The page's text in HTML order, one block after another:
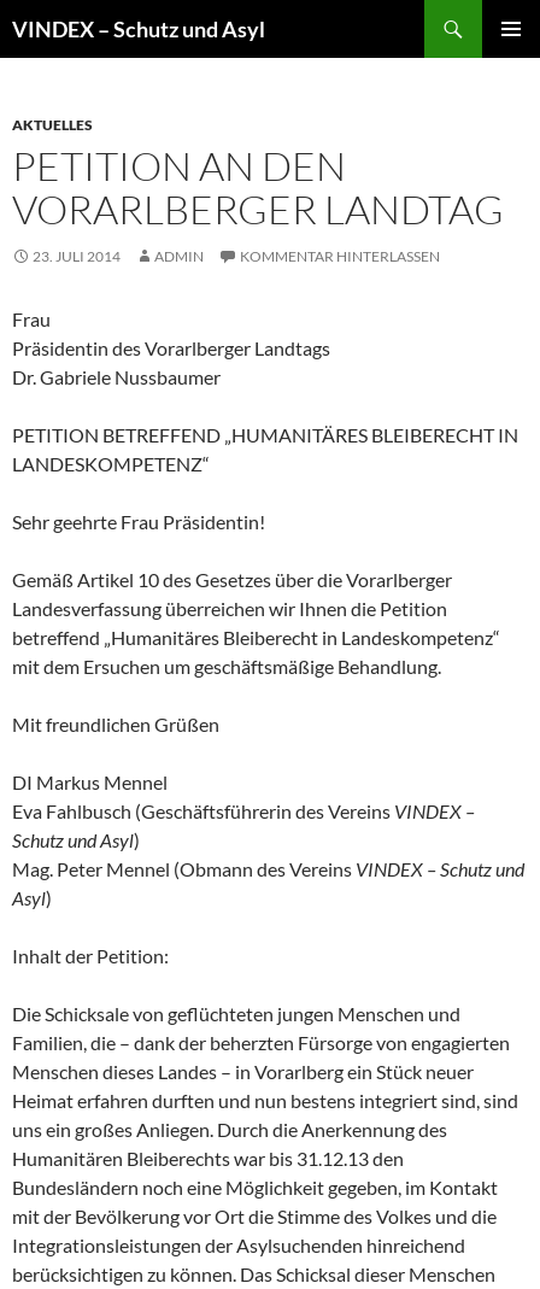
Inhalt
VINDEX – Schutz und Asyl
AKTUELLES
PETITION AN DEN
VORARLBERGER LANDTAG
23. JULI 2014 ADMIN KOMMENTAR HINTERLASSEN
Frau
Präsidentin des Vorarlberger Landtags
Dr. Gabriele Nussbaumer
PETITION BETREFFEND „HUMANITÄRES BLEIBERECHT IN
LANDESKOMPETENZ“
Sehr geehrte Frau Präsidentin!
Gemäß Artikel 10 des Gesetzes über die Vorarlberger
Landesverfassung überreichen wir Ihnen die Petition
betreffend „Humanitäres Bleiberecht in Landeskompetenz“
mit dem Ersuchen um geschäftsmäßige Behandlung.
Mit freundlichen Grüßen
DI Markus Mennel
Eva Fahlbusch (Geschäftsführerin des Vereins VINDEX –
Schutz und Asyl)
Mag. Peter Mennel (Obmann des Vereins VINDEX – Schutz und
Asyl)
Inhalt der Petition:
Die Schicksale von geflüchteten jungen Menschen und
Familien, die – dank der beherzten Fürsorge von engagierten
Menschen dieses Landes – in Vorarlberg ein Stück neuer
Heimat erfahren durften und nun bestens integriert sind, sind
uns ein großes Anliegen. Durch die Anerkennung des
Humanitären Bleiberechts war bis 31.12.13 den
Bundesländern noch eine Möglichkeit gegeben, im Kontakt
mit der Bevölkerung vor Ort die Stimme des Volkes und die
Integrationsleistungen der Asylsuchenden hinreichend
berücksichtigen zu können. Das Schicksal dieser Menschen